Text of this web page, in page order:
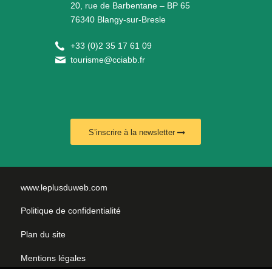
20, rue de Barbentane – BP 65
76340 Blangy-sur-Bresle
+33 (0)2 35 17 61 09
tourisme@cciabb.fr
S’inscrire à la newsletter
www.leplusduweb.com
Politique de confidentialité
Plan du site
Mentions légales